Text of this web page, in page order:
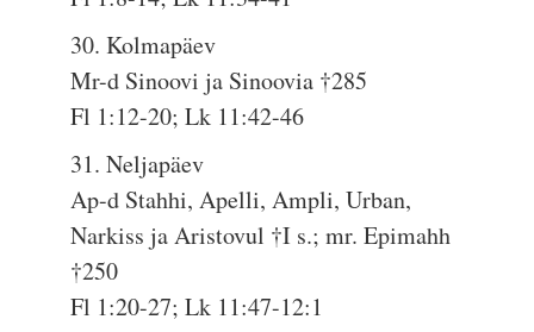
30. Kolmapäev
Mr-d Sinoovi ja Sinoovia †285
Fl 1:12-20; Lk 11:42-46
31. Neljapäev
Ap-d Stahhi, Apelli, Ampli, Urban,
Narkiss ja Aristovul †I s.; mr. Epimahh
†250
Fl 1:20-27; Lk 11:47-12:1